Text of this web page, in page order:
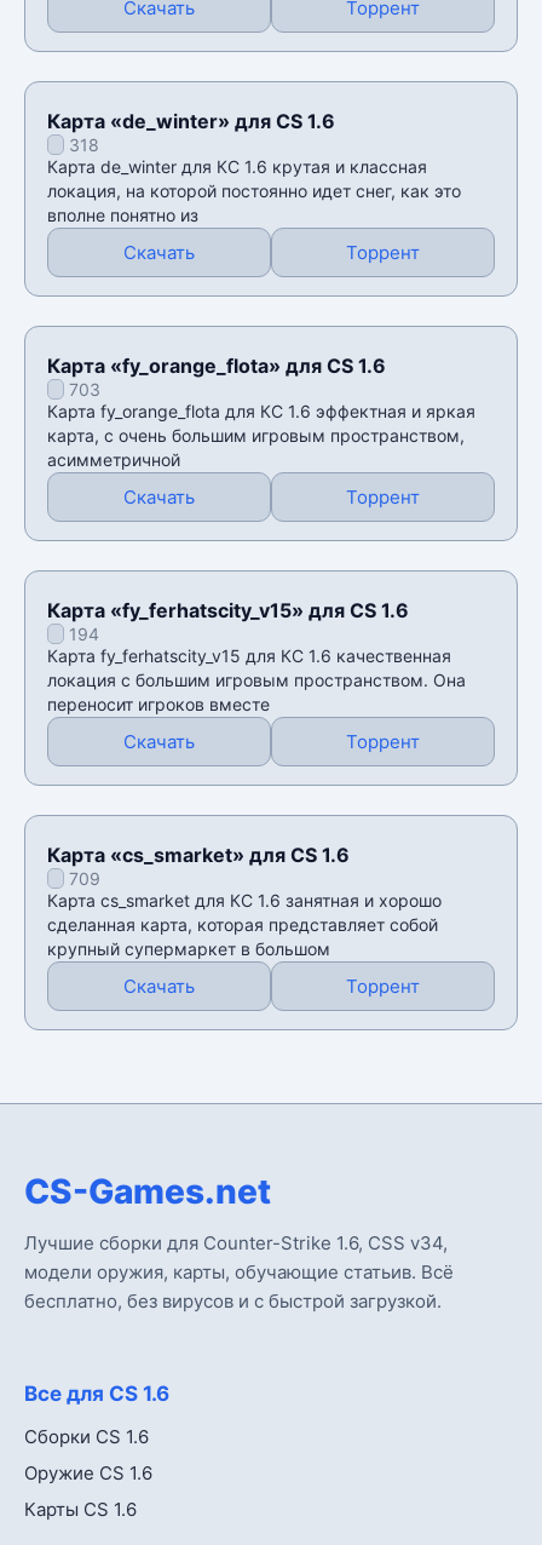
Скачать Торрент
Карта «de_winter» для CS 1.6
318
Карта de_winter для КС 1.6 крутая и классная
локация, на которой постоянно идет снег, как это
вполне понятно из
Скачать Торрент
Карта «fy_orange_flota» для CS 1.6
703
Карта fy_orange_flota для КС 1.6 эффектная и яркая
карта, с очень большим игровым пространством,
асимметричной
Скачать Торрент
Карта «fy_ferhatscity_v15» для CS 1.6
194
Карта fy_ferhatscity_v15 для КС 1.6 качественная
локация с большим игровым пространством. Она
переносит игроков вместе
Скачать Торрент
Карта «cs_smarket» для CS 1.6
709
Карта cs_smarket для КС 1.6 занятная и хорошо
сделанная карта, которая представляет собой
крупный супермаркет в большом
Скачать Торрент
CS-Games.net
Лучшие сборки для Counter-Strike 1.6, CSS v34,
модели оружия, карты, обучающие статьив. Всё
бесплатно, без вирусов и с быстрой загрузкой.
Все для CS 1.6
Сборки CS 1.6
Оружие CS 1.6
Карты CS 1.6